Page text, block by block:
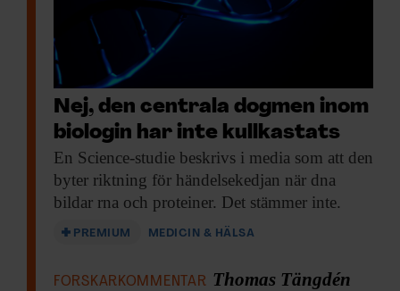
Nej, den centrala dogmen inom
biologin har inte kullkastats
En Science-studie beskrivs i media som att den
byter riktning för händelsekedjan när dna
bildar rna och proteiner. Det stämmer inte.
PREMIUM MEDICIN & HÄLSA
FORSKARKOMMENTAR Thomas Tängdén